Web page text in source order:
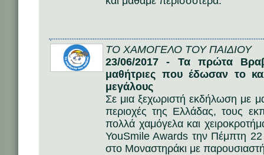
ΤΟ ΧΑΜΟΓΕΛΟ ΤΟΥ ΠΑΙΔΙΟΥ
23/06/2017 - Τα πρώτα
μαθήτριες που έδωσαν το
μεγάλους
Σε μια ξεχωριστή εκδήλωση με
περιοχές της Ελλάδας, τους
πολλά χαμόγελα και
YouSmile Awards την Πέμπτη
στο Μοναστηράκι με